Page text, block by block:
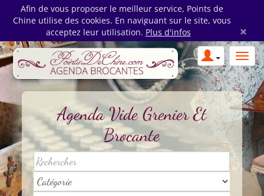
Afin de vous proposer le meilleur service, Points de
Chine utilise des cookies. En naviguant sur le site, vous
acceptez leur utilisation. Plus d'infos ×
Agenda Vide Grenier Et
Brocante